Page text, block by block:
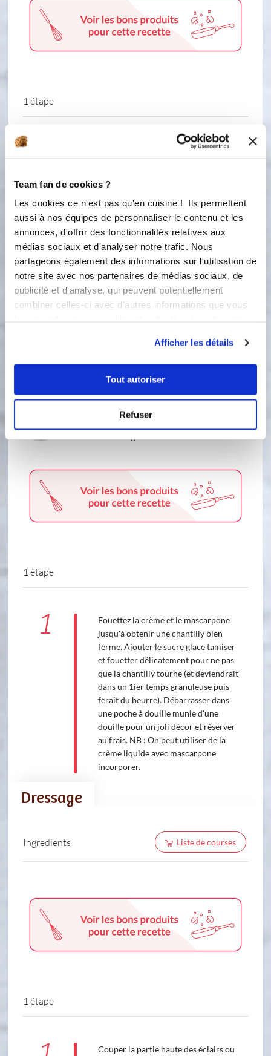
Team fan de cookies ?
Les cookies ce n'est pas qu'en cuisine ! Ils permettent
aussi à nos équipes de personnaliser le contenu et les
annonces, d'offrir des fonctionnalités relatives aux
médias sociaux et d'analyser notre trafic. Nous
partageons également des informations sur l'utilisation de
notre site avec nos partenaires de médias sociaux, de
publicité et d'analyse, qui peuvent potentiellement
combiner celles-ci avec d'autres informations que vous
Afficher les détails
Tout autoriser
Refuser
1 étape
Dans le bol micro ondes : -Prélever le
agrumes. -Ajouter le sucre, les œufs,
la fécule de maïs. -Mélanger tous les
ingrédients à la cuillère magique.
Mettre au micro-ondes, 3 x 1 minute
à 800 watts, en remuant entre chaque
minute au fouet. Laisser refroidir.
Chantilly
20 centilitre(s)de crème liquide entière
1 étape
1
Fouettez la crème et le mascarpone
jusqu'à obtenir une chantilly bien
ferme. Ajouter le sucre glace tamiser
et fouetter délicatement pour ne pas
que la chantilly tourne (et deviendrait
dans un 1ier temps granuleuse puis
ferait du beurre). Débarrasser dans
une poche à douille munie d'une
douille pour un joli décor et réserver
au frais. NB : On peut utiliser de la
crème liquide avec mascarpone
incorporer.
Dressage
Ingredients Liste de courses
1 étape
Couper la partie haute des éclairs ou